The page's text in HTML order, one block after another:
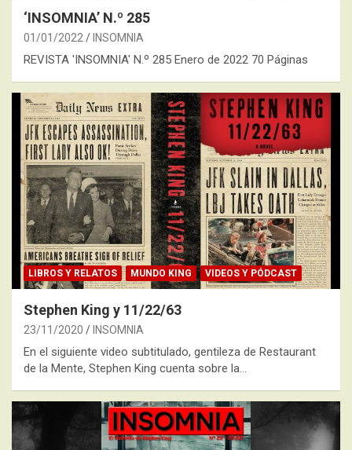
‘INSOMNIA’ N.º 285
01/01/2022 INSOMNIA
REVISTA 'INSOMNIA' N.º 285 Enero de 2022 70 Páginas
LIBROS Y RELATOS MUNDO KING VIDEOS Y PÓDCAST
Stephen King y 11/22/63
23/11/2020 INSOMNIA
En el siguiente video subtitulado, gentileza de Restaurant
de la Mente, Stephen King cuenta sobre la…